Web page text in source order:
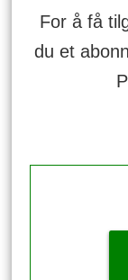
For å få
du et